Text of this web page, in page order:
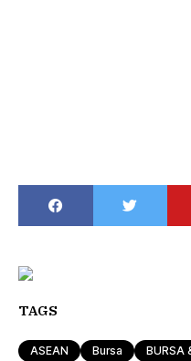
TAGS
ASEAN Bursa BURSA